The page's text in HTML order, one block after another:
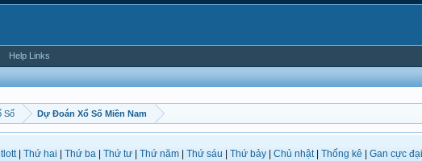
Số Dự Đoán Xổ Số Miền Nam
| Thứ hai Thứ ba Thứ tư Thứ năm Thứ sáu Thứ bảy Chủ nhật| Thống kê Gan cực đại
Help Links